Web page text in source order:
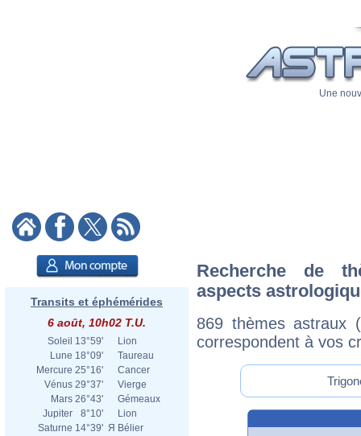
Une
Transits et éphémérides
6 août, 10h02 T.U.
Soleil 13°59'
Lion
Lune 18°09'
Taureau
Mercure 25°16'
Cancer
Vénus 29°37'
Vierge
Mars 26°43'
Gémeaux
Jupiter
8°10'
Lion
Saturne 14°39' Я Bélier
Recherche de
aspects
869 thèmes astraux
correspondent à vos